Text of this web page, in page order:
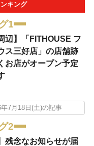
キング
1
辺】「FITHOUSE フ
ス三好店」の店舗跡
お店がオープン予定
年7月18日(土)の記事
2
残念なお知らせが届